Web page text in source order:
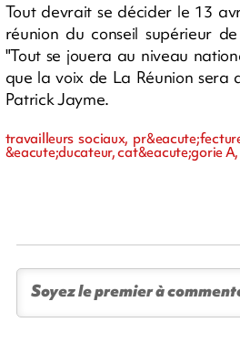
Tout devrait se décider le 13
réunion du conseil supérieur
"Tout se jouera au niveau
que la voix de La Réunion sera
Patrick Jayme.
travailleurs sociaux,
&eacute;ducateur, cat&eacute;gorie